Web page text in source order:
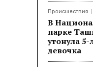
Происшествия
В
парке
утонула 5-
девочка